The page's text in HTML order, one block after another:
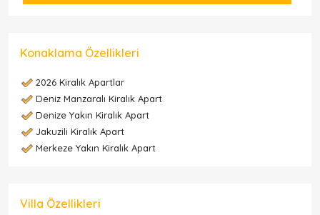
Konaklama Özellikleri
2026 Kiralık Apartlar
Deniz Manzaralı Kiralık Apart
Denize Yakın Kiralık Apart
Jakuzili Kiralık Apart
Merkeze Yakın Kiralık Apart
Villa Özellikleri